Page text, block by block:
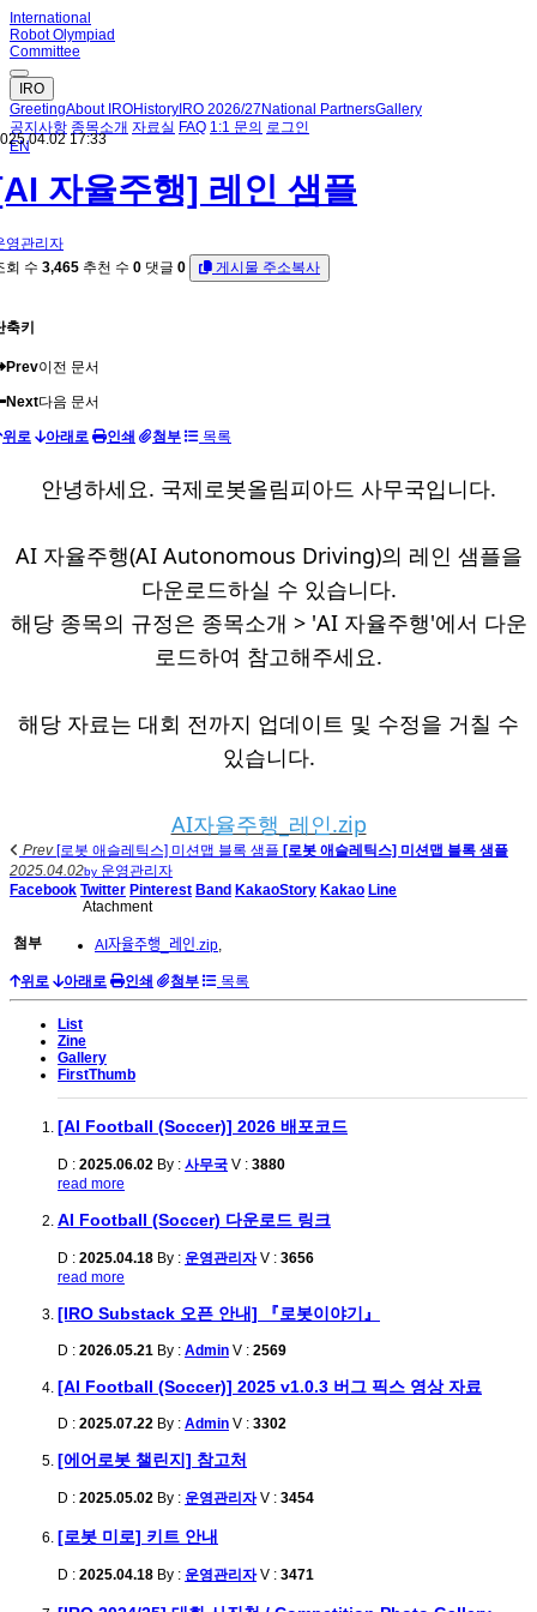
International
Robot Olympiad
Committee
IRO
GreetingAbout IROHistory IRO 2026/27 National PartnersGallery
공지사항 종목소개 자료실 FAQ 1:1 문의 로그인
EN
17:33
자율주행] 레인 샘플
영관리자
회 수 3,465 추천 수 0 댓글 0 게시물 주소복사
축키
Prev이전 문서
Next다음 문서
위로 아래로 인쇄 첨부 목록
안녕하세요. 국제로봇올림피아드 사무국입니다.
AI 자율주행(AI Autonomous Driving)의 레인 샘플을
다운로드하실 수 있습니다.
해당 종목의 규정은 종목소개 > 'AI 자율주행'에서 다운
로드하여 참고해주세요.
해당 자료는 대회 전까지 업데이트 및 수정을 거칠 수
있습니다.
AI자율주행_레인.zip
Prev[로봇 애슬레틱스] 미션맵 블록 샘플 [로봇 애슬레틱스] 미션맵 블록 샘플
2025.04.02by 운영관리자
Facebook Twitter Pinterest Band KakaoStory Kakao Line
Atachment
첨부 AI자율주행_레인.zip,
위로 아래로 인쇄 첨부 목록
List
Zine
Gallery
FirstThumb
[AI Football (Soccer)] 2026 배포코드
D : 2025.06.02 By : 사무국 V : 3880
read more
AI Football (Soccer) 다운로드 링크
D : 2025.04.18 By : 운영관리자 V : 3656
read more
[IRO Substack 오픈 안내] 『로봇이야기』
D : 2026.05.21 By : Admin V : 2569
[AI Football (Soccer)] 2025 v1.0.3 버그 픽스 영상 자료
D : 2025.07.22 By : Admin V : 3302
[에어로봇 챌린지] 참고처
D : 2025.05.02 By : 운영관리자 V : 3454
[로봇 미로] 키트 안내
D : 2025.04.18 By : 운영관리자 V : 3471